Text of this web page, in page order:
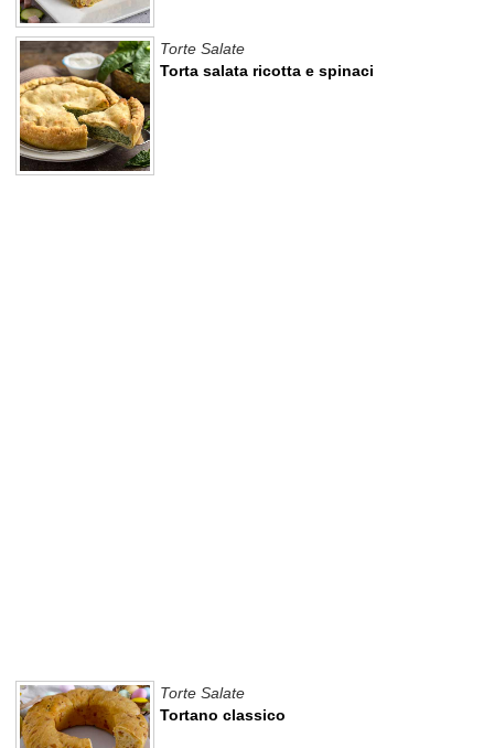
Torta salata ricotta e spinaci
Torte Salate
Tortano classico
Torte Salate